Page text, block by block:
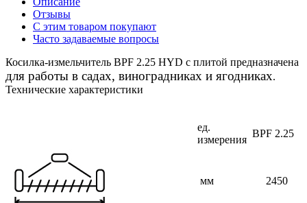
Отзывы
С этим товаром покупают
Часто задаваемые вопросы
Косилка-измельчитель BPF 2.25 HYD с плитой предназначена
для работы в садах, виноградниках и ягодниках.
Технические характеристики
ед.
измерения
BPF 2.25
мм 2450